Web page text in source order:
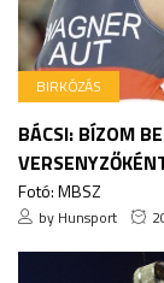
BIRKÓZÁS
BÁCSI: BÍZOM
Fotó: MBSZ
by Hunsport